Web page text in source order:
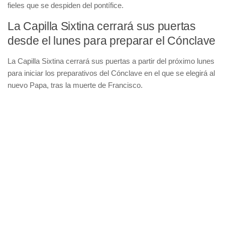
fieles que se despiden del pontífice.
La Capilla Sixtina cerrará sus puertas
desde el lunes para preparar el Cónclave
La Capilla Sixtina cerrará sus puertas a partir del próximo lunes
para iniciar los preparativos del Cónclave en el que se elegirá al
nuevo Papa, tras la muerte de Francisco.